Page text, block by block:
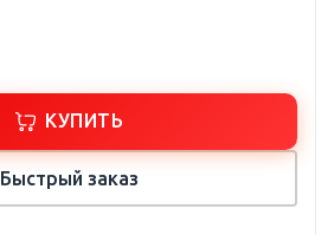
КУПИТЬ
Быстрый заказ